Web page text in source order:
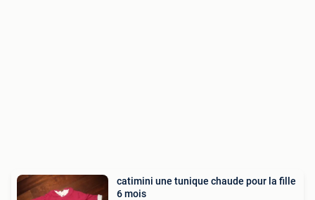
catimini une tunique chaude pour la fille
6 mois